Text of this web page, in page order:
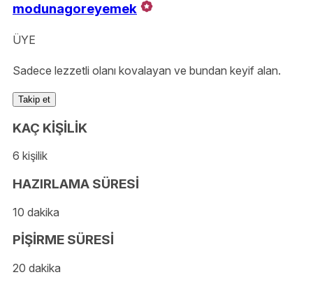
modunagoreyemek
ÜYE
Sadece lezzetli olanı kovalayan ve bundan keyif alan.
Takip et
KAÇ KİŞİLİK
6 kişilik
HAZIRLAMA SÜRESİ
10 dakika
PİŞİRME SÜRESİ
20 dakika